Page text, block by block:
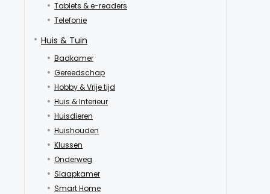
Tablets & e-readers
Telefonie
Huis & Tuin
Badkamer
Gereedschap
Hobby & Vrije tijd
Huis & Interieur
Huisdieren
Huishouden
Klussen
Onderweg
Slaapkamer
Smart Home